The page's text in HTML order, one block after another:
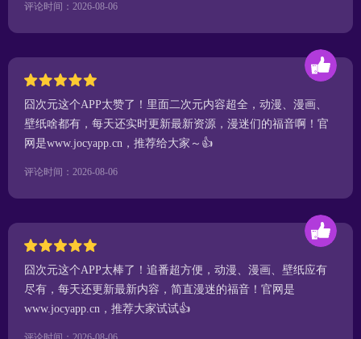
评论时间：2026-08-06
囧次元这个APP太赞了！里面二次元内容超全，动漫、漫画、
壁纸啥都有，每天还实时更新最新资源，漫迷们的福音啊！官
网是www.jocyapp.cn，推荐给大家～👍
评论时间：2026-08-06
囧次元这个APP太棒了！追番超方便，动漫、漫画、壁纸应有
尽有，每天还更新最新内容，简直漫迷的福音！官网是
www.jocyapp.cn，推荐大家试试👍